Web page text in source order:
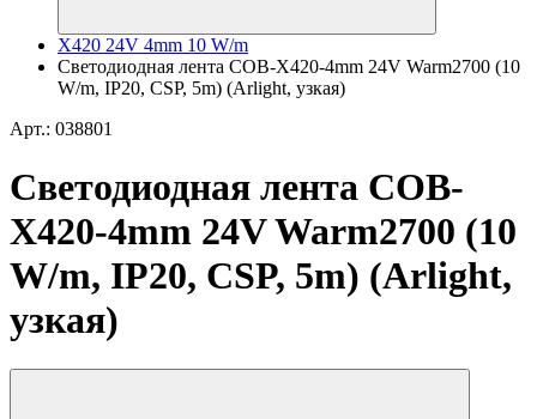
X420 24V 4mm 10 W/m
Светодиодная лента COB-X420-4mm 24V Warm2700 (10
W/m, IP20, CSP, 5m) (Arlight, узкая)
Арт.: 038801
Светодиодная лента COB-
X420-4mm 24V Warm2700 (10
W/m, IP20, CSP, 5m) (Arlight,
узкая)